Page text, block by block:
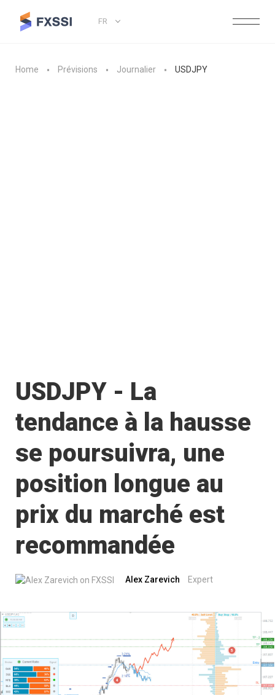
FR
Home Prévisions Journalier USDJPY
USDJPY - La
tendance à la hausse
se poursuivra, une
position longue au
prix du marché est
recommandée
Alex Zarevich Expert